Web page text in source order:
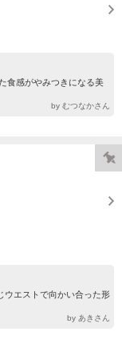
食感がやみつきになる美
by むつなかさん
ウエストで向かい合った形
by あきさん